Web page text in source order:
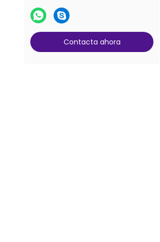
banco
Glory Counter piezas de repuesto
Cassette de efectivo del cajero
Contacta ahora